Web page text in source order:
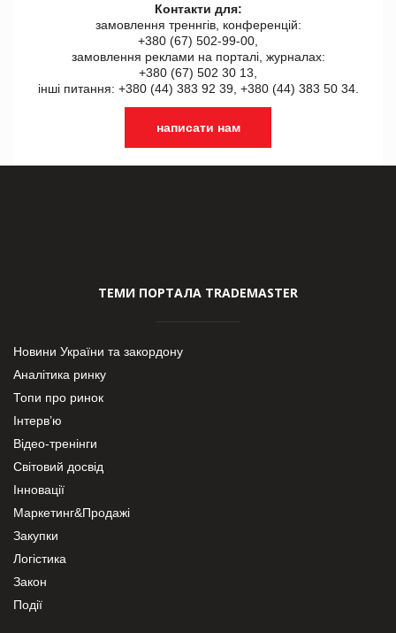
Контакти для:
замовлення треннгів, конференцій:
+380 (67) 502-99-00,
замовлення реклами на порталі, журналах:
+380 (67) 502 30 13,
інші питання: +380 (44) 383 92 39, +380 (44) 383 50 34.
написати нам
ТЕМИ ПОРТАЛА TRADEMASTER
Новини України та закордону
Аналітика ринку
Топи про ринок
Інтерв’ю
Відео-тренінги
Світовий досвід
Інновації
Маркетинг&Продажі
Закупки
Логістика
Закон
Події